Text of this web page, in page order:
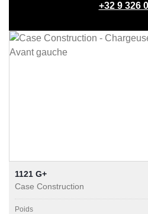
+32 9 326
1121 G+
Case Construction
Poids